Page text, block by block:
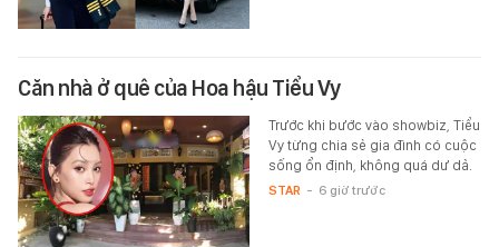
Căn nhà ở quê của Hoa hậu Tiểu Vy
Trước khi bước vào showbiz, Tiểu
Vy từng chia sẻ gia đình có cuộc
sống ổn định, không quá dư dả.
STAR - 6 giờ trước